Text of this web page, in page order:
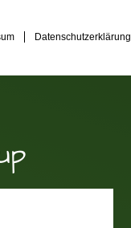
Datenschutzerklärung